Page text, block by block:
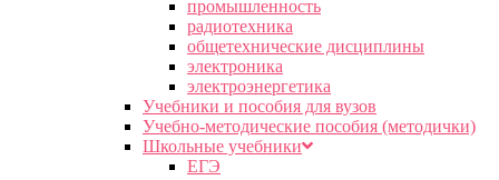
промышленность
радиотехника
общетехнические дисциплины
электроника
электроэнергетика
Учебники и пособия для вузов
Учебно-методические пособия (методички)
Школьные учебники
ЕГЭ